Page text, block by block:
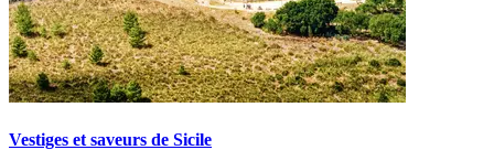
Vestiges et saveurs de Sicile